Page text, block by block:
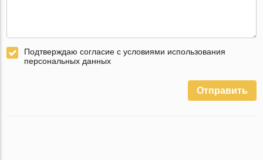
Подтверждаю согласие с условиями использования
персональных данных
Отправить